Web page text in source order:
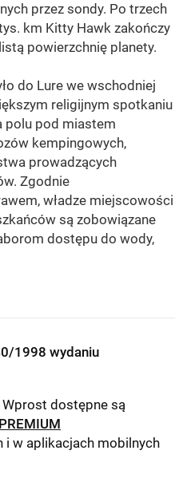
przez sondy. Po trzech
km Kitty Hawk zakończy
powierzchnię planety.
do Lure we wschodniej
religijnym spotkaniu
polu pod miastem
kempingowych,
prowadzących
Zgodnie
władze miejscowości
są zobowiązane
dostępu do wody,
1998 wydaniu
dostępne są
i w aplikacjach mobilnych